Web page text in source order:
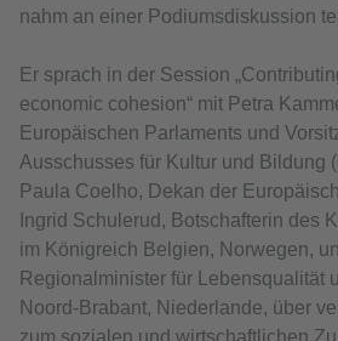
nahm an einer Podiumsdiskussion
Er sprach in der Session
economic cohesion“ mit Petra
Europäischen Parlaments und
Ausschusses für Kultur und Bildung
Paula Coelho, Dekan der
Ingrid Schulerud, Botschafterin des
im Königreich Belgien, Norwegen,
Regionalminister für Lebensqualität
Noord-Brabant, Niederlande, über
zum sozialen und wirtschaftlichen